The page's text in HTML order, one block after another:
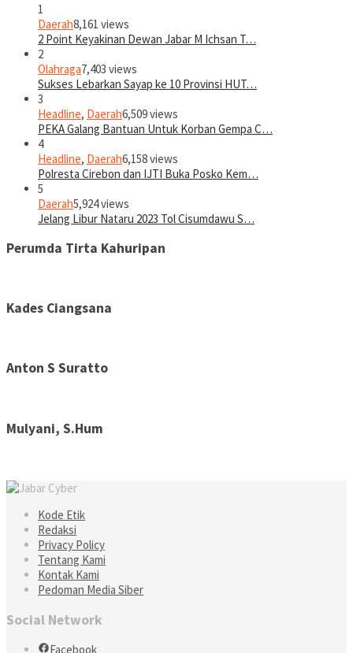
1
Daerah8,161 views
2 Point Keyakinan Dewan Jabar M Ichsan T…
2
Olahraga7,403 views
Sukses Lebarkan Sayap ke 10 Provinsi HUT…
3
Headline, Daerah6,509 views
PEKA Galang Bantuan Untuk Korban Gempa C…
4
Headline, Daerah6,158 views
Polresta Cirebon dan IJTI Buka Posko Kem…
5
Daerah5,924 views
Jelang Libur Nataru 2023 Tol Cisumdawu S…
Perumda Tirta Kahuripan
Kades Ciangsana
Anton S Suratto
Mulyani, S.Hum
Kode Etik
Redaksi
Privacy Policy
Tentang Kami
Kontak Kami
Pedoman Media Siber
Social Network
Facebook